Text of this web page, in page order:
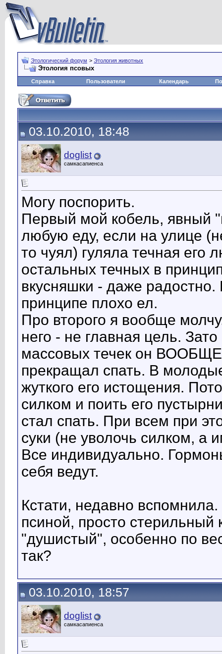
Этологический форум > Этология животных
Этология псовых
Справка Пользователи Календарь
03.10.2010, 18:48
doglist
самкасапиенса
Могу поспорить.
Первый мой кобель, явный
любую еду, если на улице
то чуял) гуляла течная
остальных течных в
вкусняшки - даже
принципе плохо ел.
Про второго я вообще
него - не главная цель.
массовых течек он ВООБЩЕ
прекращал спать. В
жуткого его истощения.
силком и поить его
стал спать. При всем при
суки (не уволочь силком, а
Все индивидуально.
себя ведут.
Кстати, недавно
псиной, просто стерильный
"душистый", особенно по
так?
03.10.2010, 18:57
doglist
самкасапиенса